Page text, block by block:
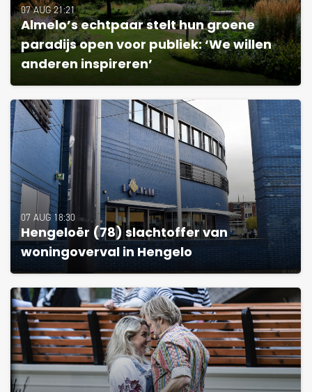
07 AUG 21:21
Almelo’s echtpaar stelt hun groene
paradijs open voor publiek: ‘We willen
anderen inspireren’
07 AUG 18:30
Hengeloër (78) slachtoffer van
woningoverval in Hengelo